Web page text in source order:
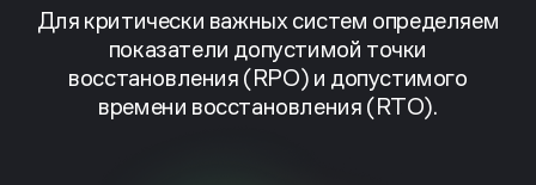
Для критически важных систем определяем
показатели допустимой точки
восстановления (RPO) и допустимого
времени восстановления (RTO).